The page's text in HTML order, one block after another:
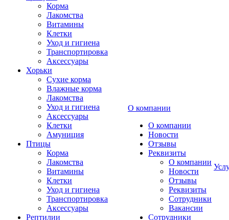
Корма
Лакомства
Витамины
Клетки
Уход и гигиена
Транспортировка
Аксессуары
Хорьки
Сухие корма
Влажные корма
Лакомства
Уход и гигиена
Аксессуары
Клетки
Амуниция
Птицы
Корма
Лакомства
Витамины
Клетки
Уход и гигиена
Транспортировка
Аксессуары
Рептилии
О компании
О компании
Новости
Отзывы
Реквизиты
О компании
Новости
Отзывы
Реквизиты
Сотрудники
Вакансии
Сотрудники